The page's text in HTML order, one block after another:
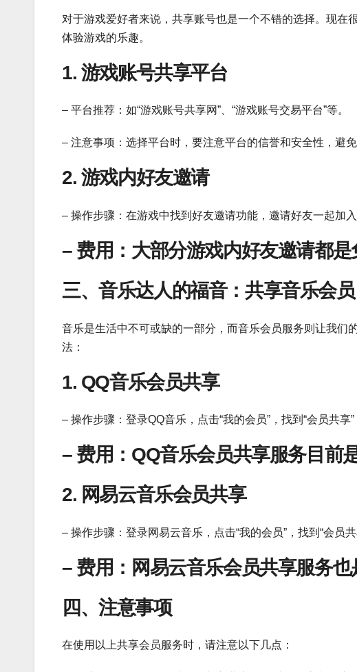
对于游戏爱好者来说，共享账号也是一个不错的选择。现
体验游戏的乐趣。
1. 游戏账号共享平台
– 平台推荐：如“游戏账号共享网”、“游戏账号交易平台”等。
– 注意事项：选择平台时，要注意平台的信誉和安全性，避免
2. 游戏内好友邀请
– 操作步骤：在游戏中找到好友邀请功能，邀请好友一起加入
– 费用：大部分游戏内好友邀请都是
三、音乐达人的福音：共享音乐会
音乐是生活中不可或缺的一部分，而音乐会员服务则让我们
法：
1. QQ音乐会员共享
– 操作步骤：登录QQ音乐，点击“我的会员”，找到“会员共享”
– 费用：QQ音乐会员共享服务目前
2. 网易云音乐会员共享
– 操作步骤：登录网易云音乐，点击“我的会员”，找到“会员共
– 费用：网易云音乐会员共享服务也
四、注意事项
在使用以上共享会员服务时，请注意以下几点：